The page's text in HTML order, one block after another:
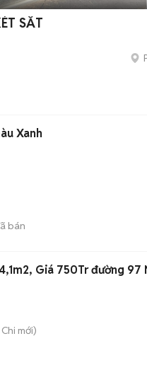
SẮT
Xanh
bán
Giá 750Tr đường 97
mới)